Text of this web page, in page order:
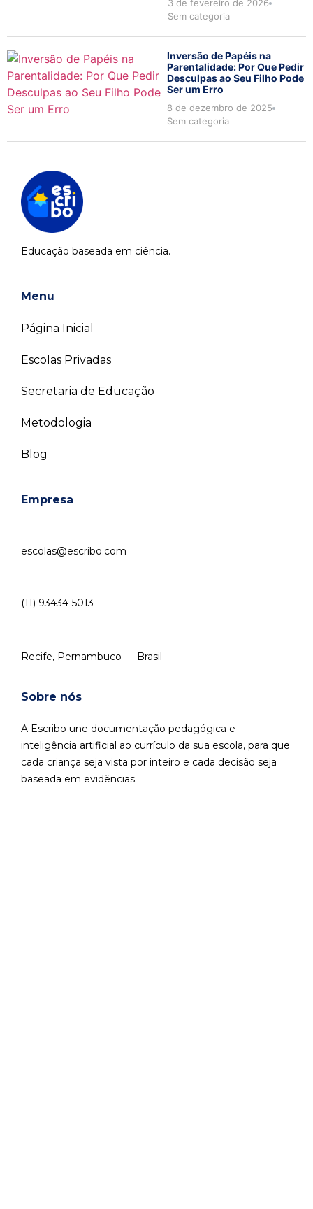
3 de fevereiro de 2026
Sem categoria
Inversão de Papéis na
Parentalidade: Por Que Pedir
Desculpas ao Seu Filho Pode
Ser um Erro
8 de dezembro de 2025
Sem categoria
Educação baseada em ciência.
Menu
Página Inicial
Escolas Privadas
Secretaria de Educação
Metodologia
Blog
Empresa
escolas@escribo.com
(11) 93434-5013
Recife, Pernambuco — Brasil
Sobre nós
A Escribo une documentação pedagógica e
inteligência artificial ao currículo da sua escola, para que
cada criança seja vista por inteiro e cada decisão seja
baseada em evidências.